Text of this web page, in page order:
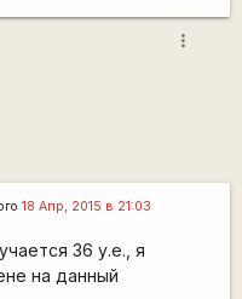
more_vert
18 Апр, 2015 в 21:03
36 у.е., я
на данный